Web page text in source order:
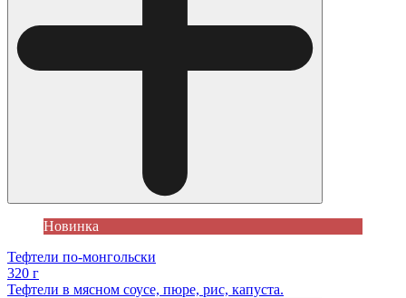
Новинка
Тефтели по-монгольски
320 г
Тефтели в мясном соусе, пюре, рис, капуста.